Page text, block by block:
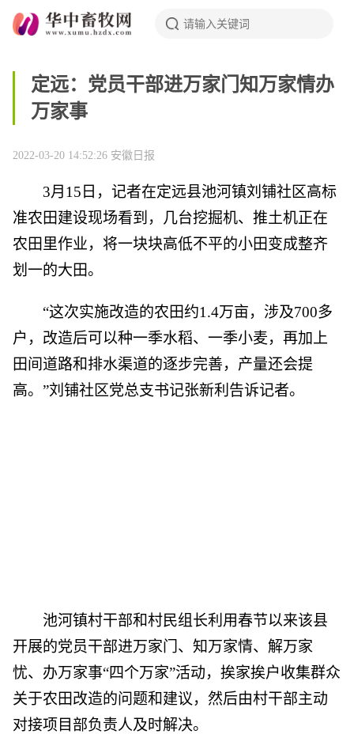
定远：党员干部进万家门知万家情办
万家事
2022-03-20 14:52:26 安徽日报
3月15日，记者在定远县池河镇刘铺社区高标
准农田建设现场看到，几台挖掘机、推土机正在
农田里作业，将一块块高低不平的小田变成整齐
划一的大田。
“这次实施改造的农田约1.4万亩，涉及700多
户，改造后可以种一季水稻、一季小麦，再加上
田间道路和排水渠道的逐步完善，产量还会提
高。”刘铺社区党总支书记张新利告诉记者。
池河镇村干部和村民组长利用春节以来该县
开展的党员干部进万家门、知万家情、解万家
忧、办万家事“四个万家”活动，挨家挨户收集群众
关于农田改造的问题和建议，然后由村干部主动
对接项目部负责人及时解决。